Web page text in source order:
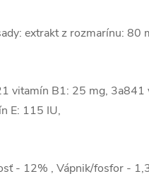
extrakt z rozmarínu: 80
vitamín B1: 25 mg,
E: 115 IU,
- 12% , Vápnik/fosfor -